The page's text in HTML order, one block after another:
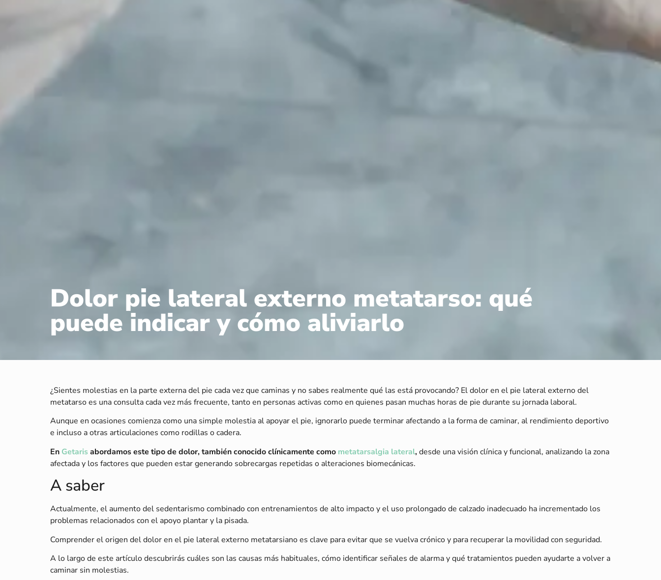
Dolor pie lateral externo metatarso: qué
puede indicar y cómo aliviarlo
¿Sientes molestias en la parte externa del pie cada vez que caminas y no sabes realmente qué las está provocando? El dolor en el pie lateral externo del
metatarso es una consulta cada vez más frecuente, tanto en personas activas como en quienes pasan muchas horas de pie durante su jornada laboral.
Aunque en ocasiones comienza como una simple molestia al apoyar el pie, ignorarlo puede terminar afectando a la forma de caminar, al rendimiento deportivo
e incluso a otras articulaciones como rodillas o cadera.
En Getarisabordamos este tipo de dolor, también conocido clínicamente como metatarsalgia lateral,desde una visión clínica y funcional, analizando la zona
afectada y los factores que pueden estar generando sobrecargas repetidas o alteraciones biomecánicas.
A saber
Actualmente, el aumento del sedentarismo combinado con entrenamientos de alto impacto y el uso prolongado de calzado inadecuado ha incrementado los
problemas relacionados con el apoyo plantar y la pisada.
Comprender el origen del dolor en el pie lateral externo metatarsiano es clave para evitar que se vuelva crónico y para recuperar la movilidad con seguridad.
A lo largo de este artículo descubrirás cuáles son las causas más habituales, cómo identificar señales de alarma y qué tratamientos pueden ayudarte a volver a
caminar sin molestias.